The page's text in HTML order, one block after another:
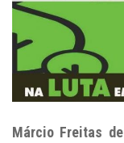
Márcio Freitas